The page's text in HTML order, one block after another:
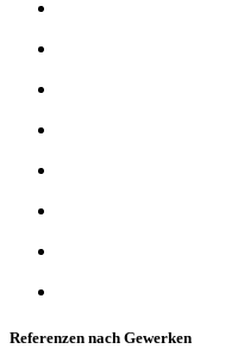
Referenzen nach Gewerken